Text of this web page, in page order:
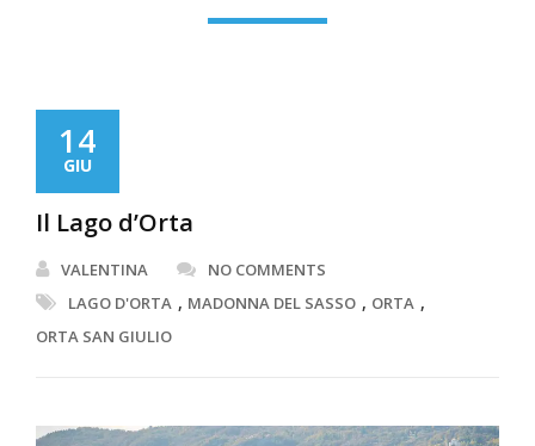
14
GIU
Il Lago d’Orta
VALENTINA
NO COMMENTS
LAGO D'ORTA , MADONNA DEL SASSO , ORTA ,
ORTA SAN GIULIO